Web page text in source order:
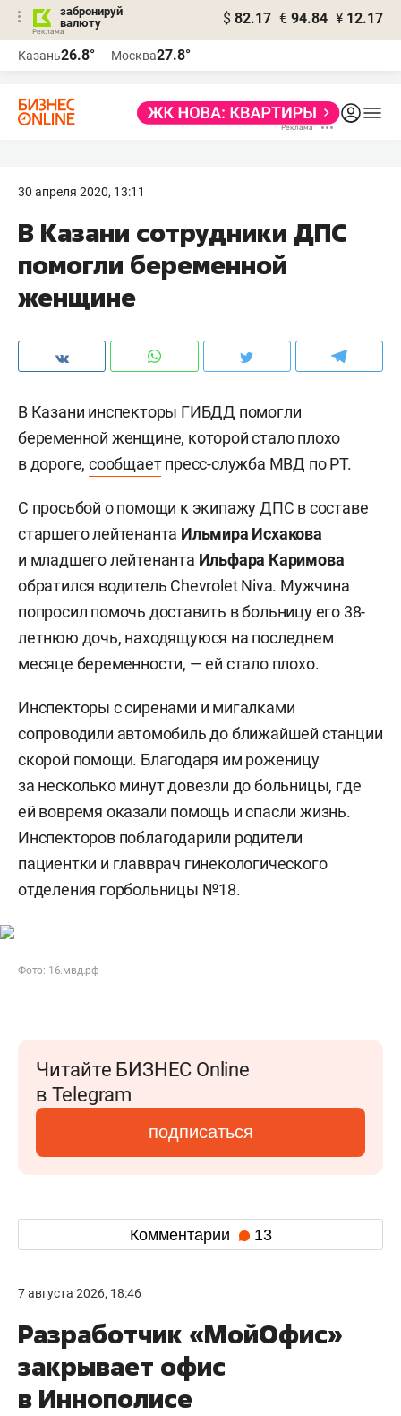
забронируй
валюту
$ 82.17 € 94.84 ¥ 12.17
Казань26.8° Москва27.8°
30 апреля 2020, 13:11
В Казани сотрудники ДПС
помогли беременной
женщине
В Казани инспекторы ГИБДД помогли
беременной женщине, которой стало плохо
в дороге,сообщаетпресс-служба МВД по РТ.
С просьбой о помощи к экипажу ДПС в составе
старшего лейтенанта Ильмира Исхакова
и младшего лейтенанта Ильфара Каримова
обратился водитель Chevrolet Niva. Мужчина
попросил помочь доставить в больницу его 38-
летнюю дочь, находящуюся на последнем
месяце беременности, — ей стало плохо.
Инспекторы с сиренами и мигалками
сопроводили автомобиль до ближайшей станции
скорой помощи. Благодаря им роженицу
за несколько минут довезли до больницы, где
ей вовремя оказали помощь и спасли жизнь.
Инспекторов поблагодарили родители
пациентки и главврач гинекологического
отделения горбольницы №18.
Фото: 16.мвд.рф
Читайте БИЗНЕС Online
в Telegram
подписаться
Комментарии 13
7 августа 2026, 18:46
Разработчик «МойОфис»
закрывает офис
в Иннополисе